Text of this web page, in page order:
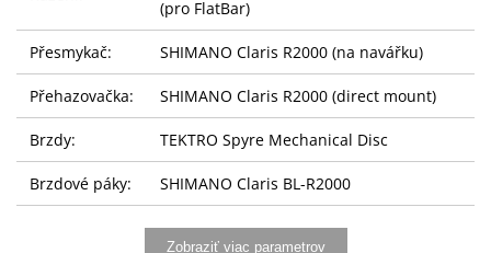
(pro FlatBar)
Přesmykač: SHIMANO Claris R2000 (na navářku)
Přehazovačka: SHIMANO Claris R2000 (direct mount)
Brzdy: TEKTRO Spyre Mechanical Disc
Brzdové páky: SHIMANO Claris BL-R2000
přední 160 mm / zadní 160 mm
Zobraziť viac parametrov